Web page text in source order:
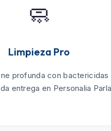
🧼
Limpieza Pro
profunda con bactericidas
entrega en Personalia